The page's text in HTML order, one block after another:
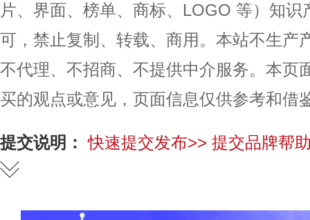
片、界面、榜单、商标、LOGO 等）知
可，禁止复制、转载、商用。本站不生产
不代理、不招商、不提供中介服务。本页
买的观点或意见，页面信息仅供参考和借
提交说明： 快速提交发布>> 提交品牌帮